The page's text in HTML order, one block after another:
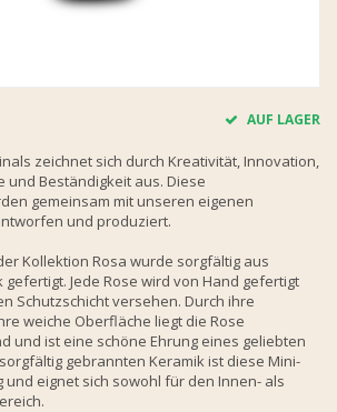
AUF LAGER
zeichnet sich durch Kreativität, Innovation,
und Beständigkeit aus. Diese
gemeinsam mit unseren eigenen
und produziert.
Kollektion Rosa wurde sorgfältig aus
Jede Rose wird von Hand gefertigt
Schutzschicht versehen. Durch ihre
weiche Oberfläche liegt die Rose
und ist eine schöne Ehrung eines geliebten
gebrannten Keramik ist diese Mini-
und eignet sich sowohl für den Innen- als